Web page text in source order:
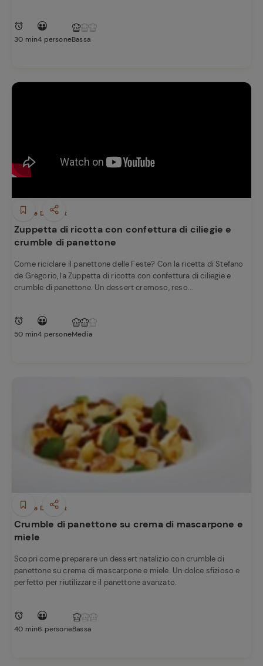
30 min4 personeBassa
Dolci e Dessert
Zuppetta di ricotta con confettura di ciliegie e
crumble di panettone
Come riciclare il panettone delle Feste? Con la ricetta di Stefano
de Gregorio, la Zuppetta di ricotta con confettura di ciliegie e
crumble di panettone. Un dessert cremoso, reso...
50 min4 personeMedia
Dolci e Dessert
Crumble di panettone su crema di mascarpone e
miele
Scopri come preparare un dessert natalizio con crumble di
panettone su crema di mascarpone e miele. Un dolce sfizioso e
perfetto per riutilizzare il panettone avanzato.
40 min6 personeBassa